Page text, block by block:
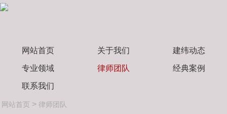
网站首页 关于我们 建纬动态
专业领域 律师团队 经典案例
联系我们
网站首页 > 律师团队